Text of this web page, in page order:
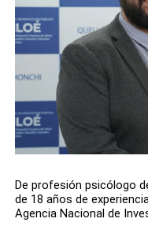
De profesión psicólogo
de 18 años de
Agencia Nacional de